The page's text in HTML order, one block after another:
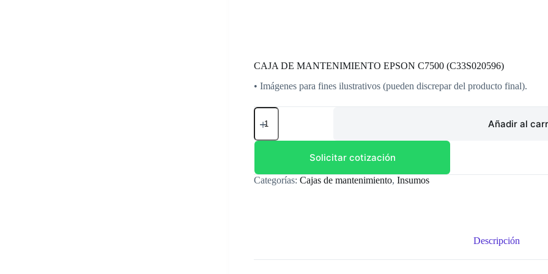
CAJA DE MANTENIMIENTO EPSON C7500 (C33S020596)
• Imágenes para fines ilustrativos (pueden discrepar del producto final).
CAJA
DE
EPSON
cantidad
Añadir al
Solicitar cotización
Categorías: Cajas de mantenimiento, Insumos
Descripción